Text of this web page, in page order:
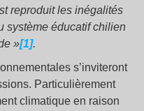
reproduit les inégalités
système éducatif chilien
»[1].
s’inviteront
Particulièrement
climatique en raison